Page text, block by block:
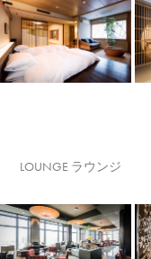
LOUNGE ラウンジ